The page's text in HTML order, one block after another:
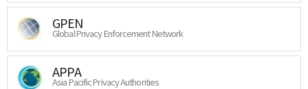
GPEN
Global Privacy Enforcement Network
APPA
Asia Pacific Privacy Authorities